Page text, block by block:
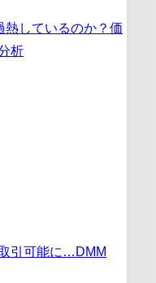
熱しているのか？価
析
引可能に…DMM